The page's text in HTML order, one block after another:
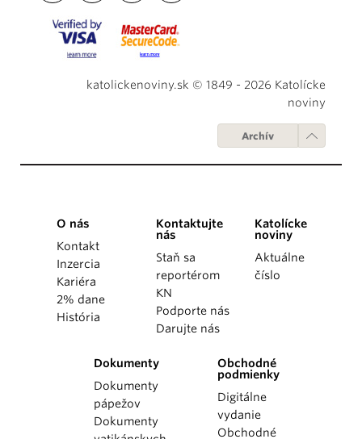
katolickenoviny.sk © 1849 - 2026 Katolícke
noviny
Archív
O nás
Kontakt
Inzercia
Kariéra
2% dane
História
Kontaktujte
nás
Staň sa
reportérom
KN
Podporte nás
Darujte nás
Katolícke
noviny
Aktuálne
číslo
Dokumenty
Dokumenty
pápežov
Dokumenty
Obchodné
podmienky
Digitálne
vydanie
Obchodné